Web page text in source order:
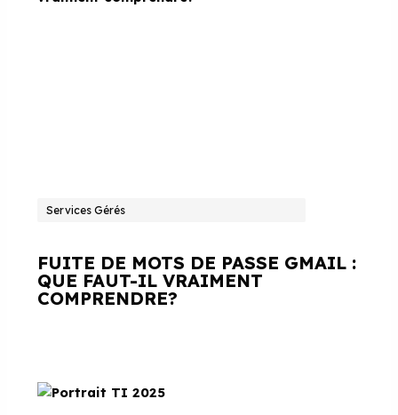
Services Gérés
FUITE DE MOTS DE PASSE GMAIL :
QUE FAUT-IL VRAIMENT
COMPRENDRE?